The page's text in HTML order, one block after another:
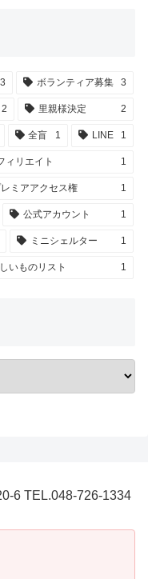
3 ボランティア募集 3
2 里親様決定 2
全盲 1 LINE 1
ィリエイト 1
ミアアクセス権 1
公式アカウント 1
ミニシェルター 1
いものリスト 1
6 TEL.048-726-1334